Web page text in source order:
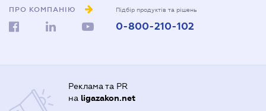
ПРО КОМПАНІЮ Підбір продуктів та рішень
0-800-210-102
Реклама та PR
на ligazakon.net